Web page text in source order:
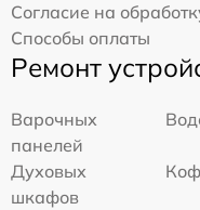
Согласие на
Способы оплаты
Ремонт
Варочных
панелей
Духовых
шкафов